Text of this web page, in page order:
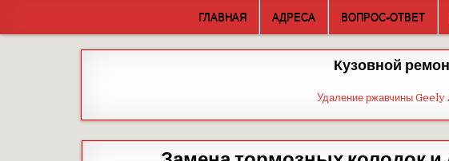
content
ГЛАВНАЯ АДРЕСА ВОПРОС-ОТВЕТ
Кузовной
Удаление ржавчины Geely